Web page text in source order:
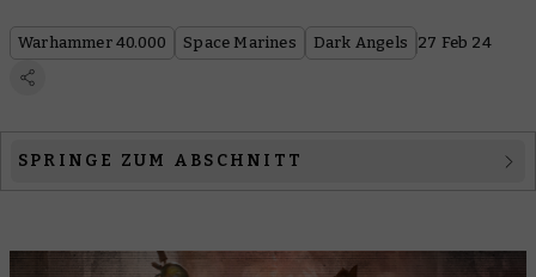
Warhammer 40.000 Space Marines Dark Angels 27 Feb 24
SPRINGE ZUM ABSCHNITT
2. Wer sind die Dark Angels?